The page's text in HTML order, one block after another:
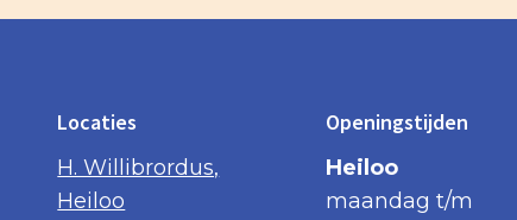
Locaties
H. Willibrordus,
Heiloo
Openingstijden
Heiloo
maandag t/m